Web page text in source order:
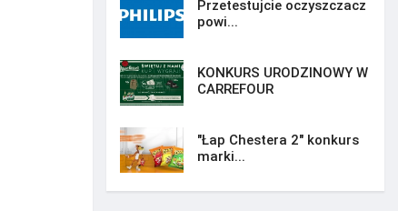
Przetestujcie oczyszczacz
powi...
KONKURS URODZINOWY W
CARREFOUR
"Łap Chestera 2" konkurs
marki...